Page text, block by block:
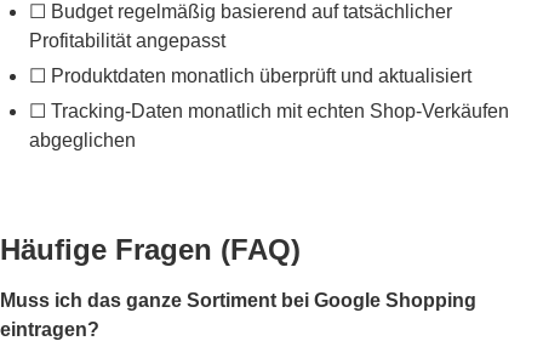
☐ Budget regelmäßig basierend auf tatsächlicher
Profitabilität angepasst
☐ Produktdaten monatlich überprüft und aktualisiert
☐ Tracking-Daten monatlich mit echten Shop-Verkäufen
abgeglichen
Häufige Fragen (FAQ)
Muss ich das ganze Sortiment bei Google Shopping
eintragen?